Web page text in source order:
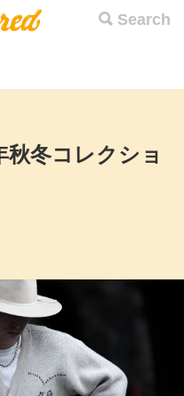
Search
冬コレクショ